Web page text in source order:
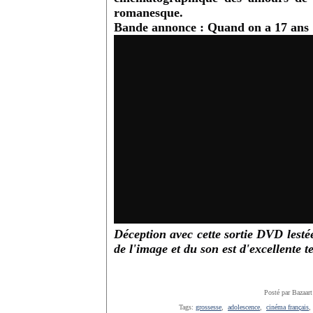
romanesque.
Bande annonce : Quand on a 17 ans
Déception avec cette sortie DVD
de l'image et du son est d'excellente
Posté par
Tags: grossesse adolescence cinéma français